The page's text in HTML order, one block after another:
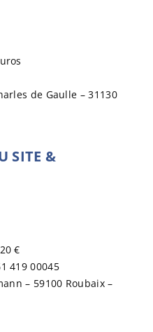
de Gaulle –31130
SITE &
€
419 00045
– 59100 Roubaix –